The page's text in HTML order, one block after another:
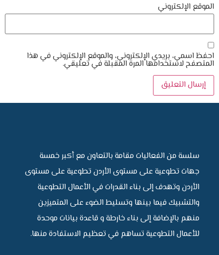
الموقع الإلكتروني
احفظ اسمي، بريدي الإلكتروني، والموقع الإلكتروني في هذا
المتصفح لاستخدامها المرة المقبلة في تعليقي.
سلسة من الفعاليات مقامة بالتعاون مع أكبر خمسة
جهات تطوعية على مستوى الأردن تطوعية على مستوى
الأردن وتهدف إلى بناء القدرات في الأعمال التطوعية
والتشبيك فيما بينها وتسليط الضوء على المتميزين
منهم بالإضافة إلى بناء خارطة و قاعدة بيانات موحدة
للأعمال التطوعية تساهم في تعظيم الاستفادة منها.